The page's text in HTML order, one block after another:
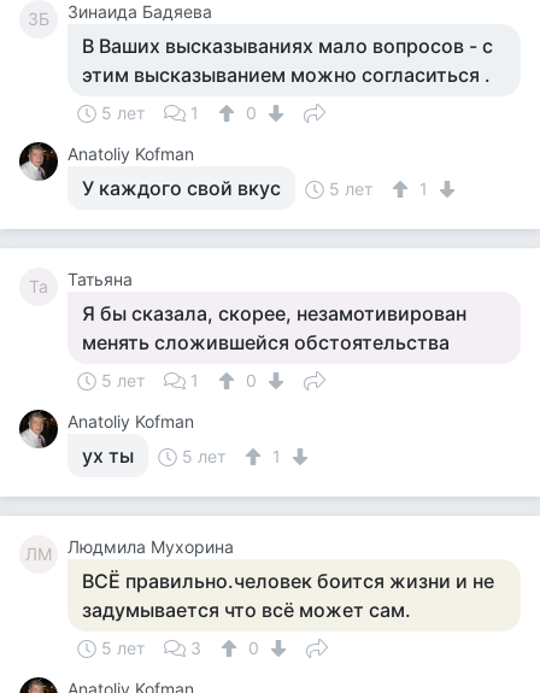
ЗБ Зинаида Бадяева
В Ваших высказываниях мало вопросов - с
этим высказыванием можно согласиться .
5 лет 1
0
Anatoliy Kofman
У каждого свой вкус 5 лет 1
Та Татьяна
Я бы сказала, скорее, незамотивирован
менять сложившейся обстоятельства
5 лет 1
0
Anatoliy Kofman
ух ты 5 лет 1
ЛМ Людмила Мухорина
ВСЁ правильно.человек боится жизни и не
задумывается что всё может сам.
5 лет 3
0
Anatoliy Kofman